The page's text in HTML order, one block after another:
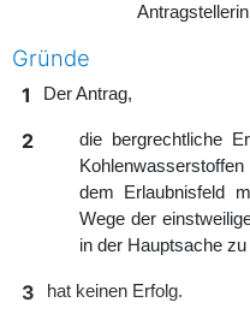
Gründe
1 Der Antrag,
2
die bergrechtliche
dem Erlaubnisfeld
Wege der
in der Hauptsache
3 hat keinen Erfolg.